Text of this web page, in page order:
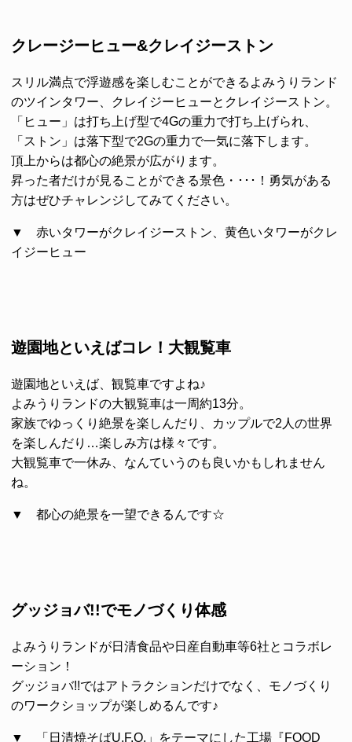
クレージーヒュー&クレイジーストン
スリル満点で浮遊感を楽しむことができるよみうりランド
のツインタワー、
クレイジーヒューと クレイジーストン。
「ヒュー」は打ち上げ型で4Gの重力で打ち上げられ、
「ストン」は落下型で2Gの重力で一気に落下します。
頂上からは都心の絶景が広がります。
昇った者だけが見ることができる景色・･･･！勇気がある
方はぜひチャレンジしてみてください。
▼ 赤いタワーがクレイジーストン、黄色いタワーがクレ
イジーヒュー
遊園地といえばコレ！大観覧車
遊園地といえば、観覧車ですよね♪
よみうりランドの大観覧車は一周約13分。
家族でゆっくり絶景を楽しんだり、カップルで2人の世界
を楽しんだり…楽しみ方は様々です。
大観覧車で一休み、なんていうのも良いかもしれません
ね。
▼ 都心の絶景を一望できるんです☆
グッジョバ!!でモノづくり体感
よみうりランドが日清食品や日産自動車等6社とコラボレ
ーション！
グッジョバ!!ではアトラクションだけでなく、モノづくり
のワークショップが楽しめるんです♪
▼ 「日清焼そばU.F.O.」をテーマにした工場『FOOD